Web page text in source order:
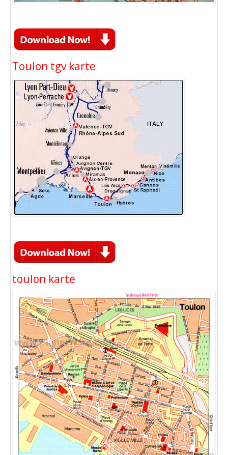
Toulon tgv karte
toulon karte